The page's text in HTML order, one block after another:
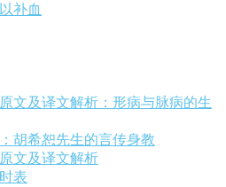
补血
文及译文解析：形病与脉病的生
胡希恕先生的言传身教
文及译文解析
表